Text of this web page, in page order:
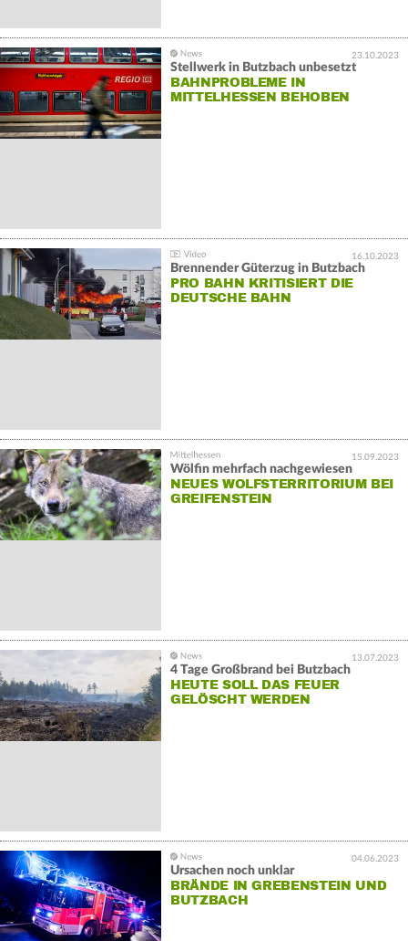
23.10.2023
Stellwerk in Butzbach unbesetzt
BAHNPROBLEME IN
MITTELHESSEN BEHOBEN
16.10.2023
Brennender Güterzug in Butzbach
PRO BAHN KRITISIERT DIE
DEUTSCHE BAHN
15.09.2023
Wölfin mehrfach nachgewiesen
NEUES WOLFSTERRITORIUM BEI
GREIFENSTEIN
13.07.2023
4 Tage Großbrand bei Butzbach
HEUTE SOLL DAS FEUER
GELÖSCHT WERDEN
04.06.2023
Ursachen noch unklar
BRÄNDE IN GREBENSTEIN UND
BUTZBACH